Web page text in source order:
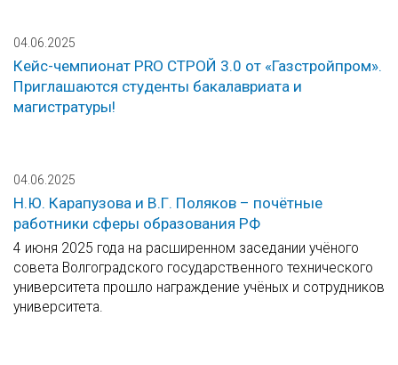
04.06.2025
Кейс-чемпионат PRO СТРОЙ 3.0 от «Газстройпром».
Приглашаются студенты бакалавриата и
магистратуры!
04.06.2025
Н.Ю. Карапузова и В.Г. Поляков – почётные
работники сферы образования РФ
4 июня 2025 года на расширенном заседании учёного
совета Волгоградского государственного технического
университета прошло награждение учёных и сотрудников
университета.